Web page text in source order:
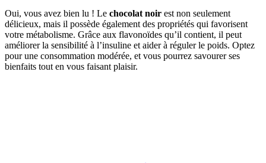
Oui, vous avez bien lu ! Le chocolat noir est non seulement
délicieux, mais il possède également des propriétés qui favorisent
votre métabolisme. Grâce aux flavonoïdes qu’il contient, il peut
améliorer la sensibilité à l’insuline et aider à réguler le poids. Optez
pour une consommation modérée, et vous pourrez savourer ses
bienfaits tout en vous faisant plaisir.